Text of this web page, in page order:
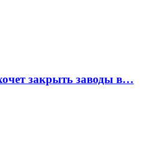
закрыть заводы в…